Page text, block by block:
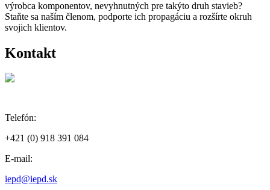
výrobca komponentov, nevyhnutných pre takýto druh stavieb?
Staňte sa naším členom, podporte ich propagáciu a rozšírte okruh
svojich klientov.
Kontakt
Telefón:
+421 (0) 918 391 084
E-mail:
iepd@iepd.sk